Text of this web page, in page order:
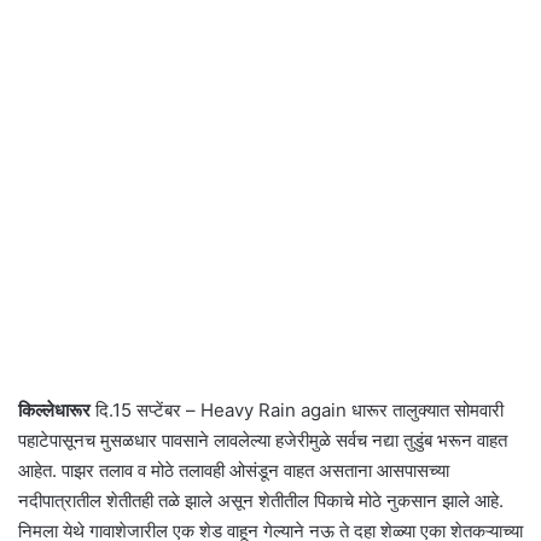
किल्लेधारूरदि.15 सप्टेंबर – Heavy Rain again धारूर तालुक्यात सोमवारी
पहाटेपासूनच मुसळधार पावसाने लावलेल्या हजेरीमुळे सर्वच नद्या तुडुंब भरून वाहत
आहेत. पाझर तलाव व मोठे तलावही ओसंडून वाहत असताना आसपासच्या
नदीपात्रातील शेतीतही तळे झाले असून शेतीतील पिकाचे मोठे नुकसान झाले आहे.
निमला येथे गावाशेजारील एक शेड वाहून गेल्याने नऊ ते दहा शेळ्या एका शेतकऱ्याच्या